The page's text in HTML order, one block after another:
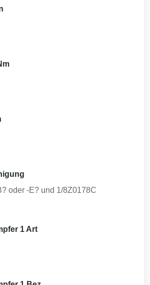
oder -E? und 1/8Z0178C
1 Art